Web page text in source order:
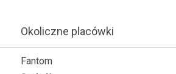
Okoliczne placówki
Fantom